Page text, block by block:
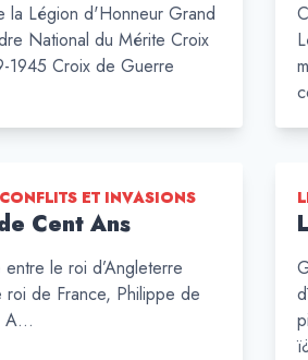
la Légion d'Honneur Grand
National du Mérite Croix
1945 Croix de Guerre
ET INVASIONS
Cent Ans
le roi d’Angleterre
roi de France, Philippe de
A…